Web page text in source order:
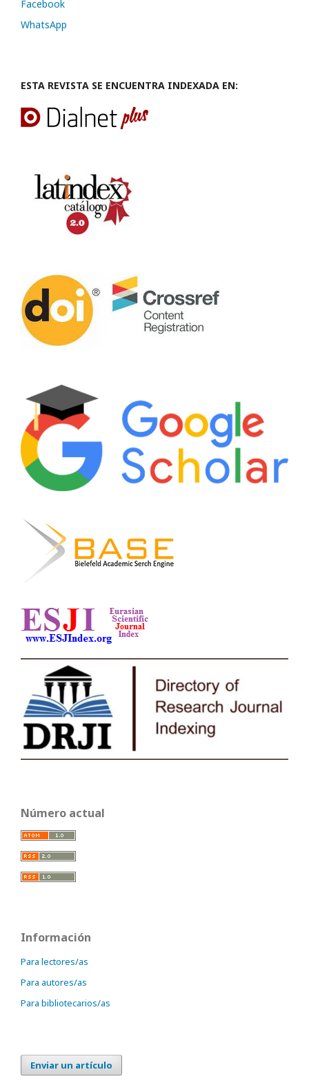
Facebook
WhatsApp
ESTA REVISTA SE ENCUENTRA INDEXADA EN:
Número actual
Información
Para lectores/as
Para autores/as
Para bibliotecarios/as
Enviar un artículo